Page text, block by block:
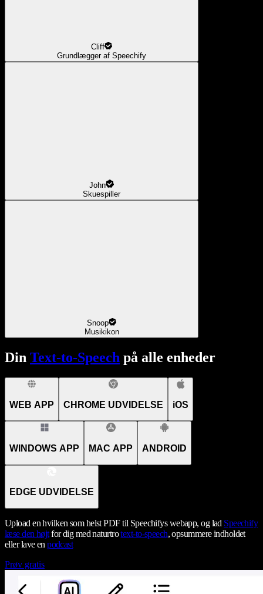
Cliff
Grundlægger af Speechify
John
Skuespiller
Snoop
Musikikon
Din Text-to-Speech på alle enheder
WEB APP CHROME UDVIDELSE iOS
WINDOWS APP MAC APP ANDROID
EDGE UDVIDELSE
Upload en hvilken som helst PDF til Speechifys webapp, og lad Speechify
læse den højtfor dig med naturtrotext-to-speech, opsummere indholdet
eller lave enpodcast
Prøv gratis